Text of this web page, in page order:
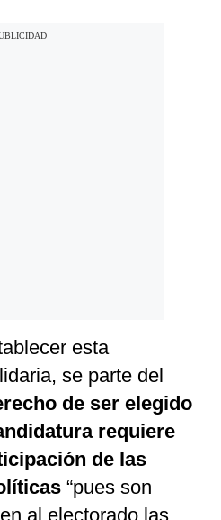
esta
se parte del
de ser elegido
requiere
de las
“pues son
al electorado las